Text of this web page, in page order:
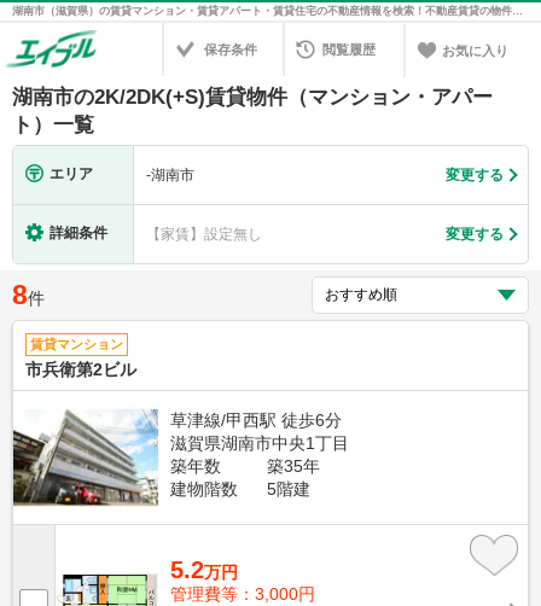
湖南市（滋賀県）の賃貸マンション・賃貸アパート・賃貸住宅の不動産情報を検索！不動産賃貸の物件探しは、お部屋探しのエイブル
保存条件 閲覧履歴 お気に入り
湖南市の2K/2DK(+S)賃貸物件（マンション・アパー
ト）一覧
エリア -湖南市 変更する
詳細条件 【家賃】設定無し 変更する
8件
賃貸マンション
市兵衛第2ビル
草津線/甲西駅 徒歩6分
滋賀県湖南市中央1丁目
築年数
築35年
建物階数
5階建
5.2万円
管理費等：3,000円